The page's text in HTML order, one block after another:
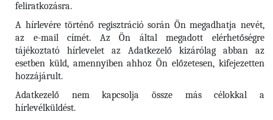
feliratkozásra.
A hírlevére történő regisztráció során Ön megadhatja nevét,
az e-mail címét. Az Ön által megadott elérhetőségre
tájékoztató hírlevelet az Adatkezelő kizárólag abban az
esetben küld, amennyiben ahhoz Ön előzetesen, kifejezetten
hozzájárult.
Adatkezelő nem kapcsolja össze más célokkal a
hírlevélküldést.